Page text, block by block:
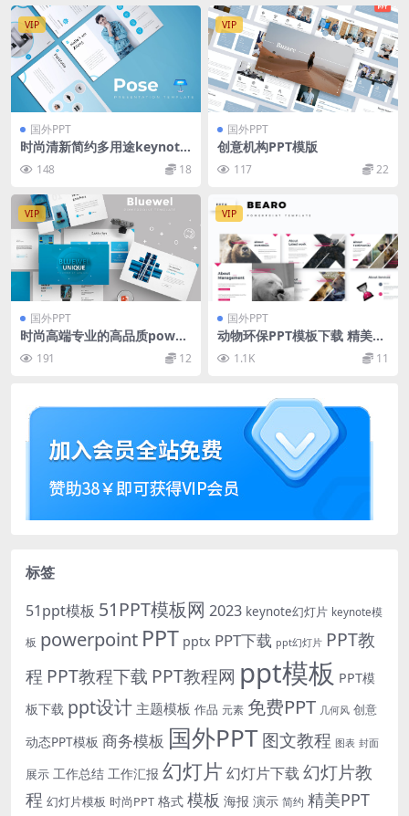
VIP
国外PPT
时尚清新简约多用途keynote
幻灯片演示模板（key）
148 18
VIP
国外PPT
创意机构PPT模版
117 22
VIP
国外PPT
时尚高端专业的高品质power
point幻灯片演示模板（ppt
x）191 12
VIP
国外PPT
动物环保PPT模板下载 精美pp
t模板 ppt简洁模板 下载ppt模
板[PPTX]
1.1K 11
标签
51ppt模板 51PPT模板网 2023 keynote幻灯片 keynote模
板 powerpoint PPT pptx PPT下载 ppt幻灯片 PPT教
程 PPT教程下载 PPT教程网 ppt模板 PPT模
板下载 ppt设计 主题模板 作品 元素 免费PPT 几何风 创意
动态PPT模板 商务模板 国外PPT图文教程 图表 封面
展示 工作总结 工作汇报 幻灯片 幻灯片下载 幻灯片教
程 幻灯片模板 时尚PPT 格式 模板 海报 演示 简约 精美PPT